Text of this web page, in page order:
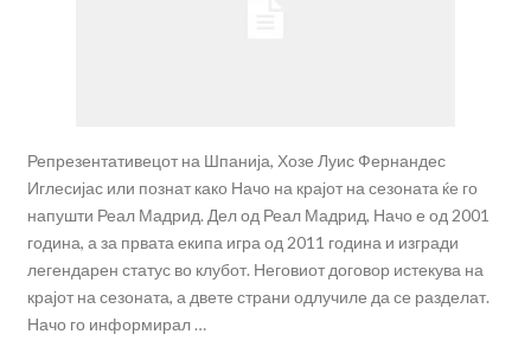
Репрезентативецот на Шпанија, Хозе Луис Фернандес
Иглесијас или познат како Начо на крајот на сезоната ќе го
напушти Реал Мадрид. Дел од Реал Мадрид, Начо е од 2001
година, а за првата екипа игра од 2011 година и изгради
легендарен статус во клубот. Неговиот договор истекува на
крајот на сезоната, а двете страни одлучиле да се разделат.
Начо го информирал …